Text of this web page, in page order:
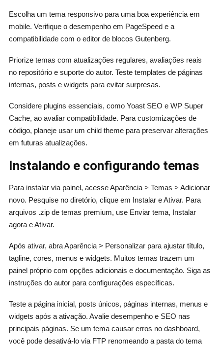
Escolha um tema responsivo para uma boa experiência em
mobile. Verifique o desempenho em PageSpeed e a
compatibilidade com o editor de blocos Gutenberg.
Priorize temas com atualizações regulares, avaliações reais
no repositório e suporte do autor. Teste templates de páginas
internas, posts e widgets para evitar surpresas.
Considere plugins essenciais, como Yoast SEO e WP Super
Cache, ao avaliar compatibilidade. Para customizações de
código, planeje usar um child theme para preservar alterações
em futuras atualizações.
Instalando e configurando temas
Para instalar via painel, acesse Aparência > Temas > Adicionar
novo. Pesquise no diretório, clique em Instalar e Ativar. Para
arquivos .zip de temas premium, use Enviar tema, Instalar
agora e Ativar.
Após ativar, abra Aparência > Personalizar para ajustar título,
tagline, cores, menus e widgets. Muitos temas trazem um
painel próprio com opções adicionais e documentação. Siga as
instruções do autor para configurações específicas.
Teste a página inicial, posts únicos, páginas internas, menus e
widgets após a ativação. Avalie desempenho e SEO nas
principais páginas. Se um tema causar erros no dashboard,
você pode desativá-lo via FTP renomeando a pasta do tema